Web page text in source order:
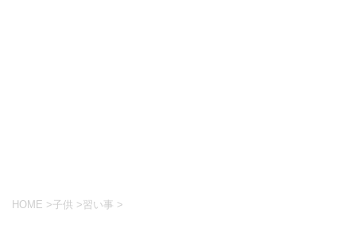
HOME >子供 >習い事 >